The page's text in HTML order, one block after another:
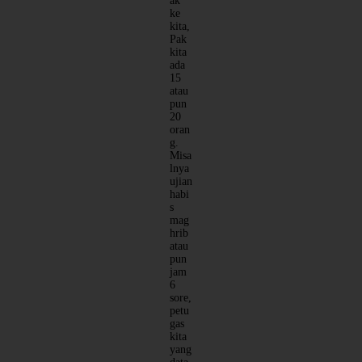
ke
kita,
Pak
kita
ada
15
atau
pun
20
oran
g.
Misa
lnya
ujian
habi
s
mag
hrib
atau
pun
jam
6
sore,
petu
gas
kita
yang